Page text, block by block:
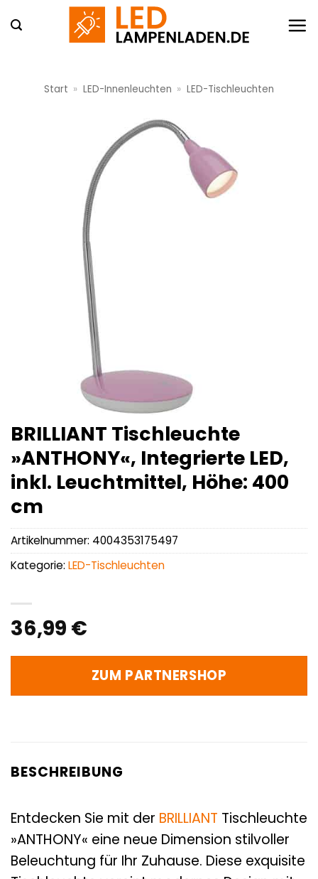
Inhalt
Start » LED-Innenleuchten » LED-Tischleuchten
BRILLIANT Tischleuchte
»ANTHONY«, Integrierte LED,
inkl. Leuchtmittel, Höhe: 400
cm
36,99 €
ZUM PARTNERSHOP
Artikelnummer: 4004353175497
Kategorie: LED-Tischleuchten
BESCHREIBUNG
Entdecken Sie mit der BRILLIANT Tischleuchte
»ANTHONY« eine neue Dimension stilvoller
Beleuchtung für Ihr Zuhause. Diese exquisite